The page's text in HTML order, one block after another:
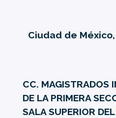
Ciudad de
CC. MAGISTRADOS
DE LA PRIMERA
SALA SUPERIOR